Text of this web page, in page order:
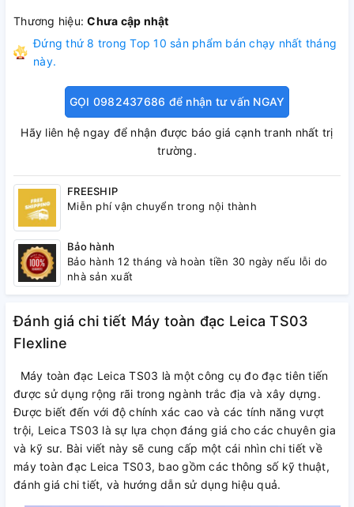
Thương hiệu:Chưa cập nhật
Đứng thứ8 trong Top 10 sản phẩm bán chạy nhất tháng
này.
GỌI 0982437686 để nhận tư vấn NGAY
Hãy liên hệ ngay để nhận được báo giá cạnh tranh nhất trị
trường.
FREESHIP
Miễn phí vận chuyển trong nội thành
Bảo hành
Bảo hành 12 tháng và hoàn tiền 30 ngày nếu lỗi do
nhà sản xuất
Đánh giá chi tiết Máy toàn đạc Leica TS03
Flexline
Máy toàn đạc Leica TS03 là một công cụ đo đạc tiên tiến
được sử dụng rộng rãi trong ngành trắc địa và xây dựng.
Được biết đến với độ chính xác cao và các tính năng vượt
trội, Leica TS03 là sự lựa chọn đáng giá cho các chuyên gia
và kỹ sư. Bài viết này sẽ cung cấp một cái nhìn chi tiết về
máy toàn đạc Leica TS03, bao gồm các thông số kỹ thuật,
đánh giá chi tiết, và hướng dẫn sử dụng hiệu quả.